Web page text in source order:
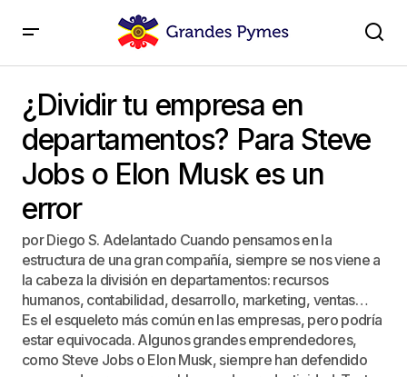
Jobs o Elon Musk es un error
¿Dividir tu empresa en
departamentos? Para Steve
Jobs o Elon Musk es un
error
por Diego S. Adelantado Cuando pensamos en la
estructura de una gran compañía, siempre se nos viene a
la cabeza la división en departamentos: recursos
humanos, contabilidad, desarrollo, marketing, ventas…
Es el esqueleto más común en las empresas, pero podría
estar equivocada. Algunos grandes emprendedores,
como Steve Jobs o Elon Musk, siempre han defendido